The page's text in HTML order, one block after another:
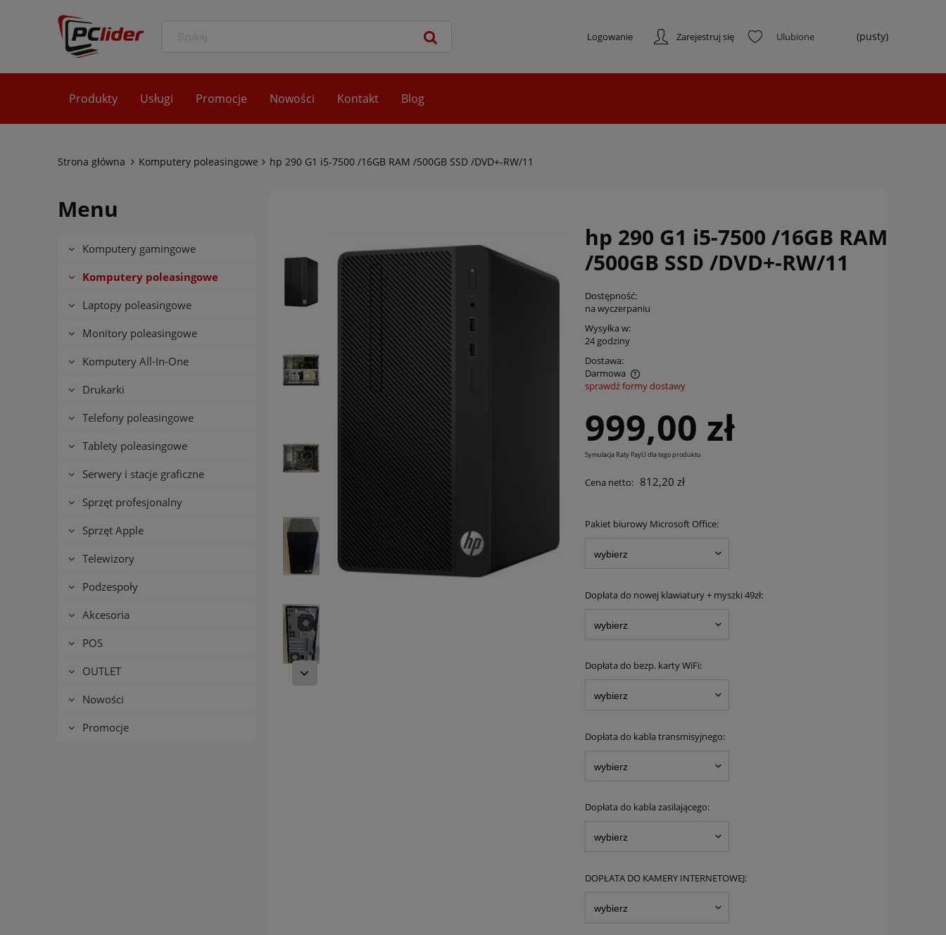
Zarejestruj się
Logowanie (pusty)
Produkty Usługi Promocje Nowości Kontakt Blog
Strona główna Komputery poleasingowe hp 290 G1 i5-7500 /16GB RAM /500GB SSD /DVD+-RW/11
Menu
Komputery gamingowe
Komputery poleasingowe
Laptopy poleasingowe
Monitory poleasingowe
Komputery All-In-One
Drukarki
Telefony poleasingowe
Tablety poleasingowe
Serwery i stacje graficzne
Sprzęt profesjonalny
Sprzęt Apple
Telewizory
Podzespoły
Akcesoria
POS
OUTLET
Nowości
Promocje
hp 290 G1 i5-7500 /16GB RAM
/500GB SSD /DVD+-RW/11
Dostępność:
na wyczerpaniu
Wysyłka w:
24 godziny
Dostawa:
Darmowa
Cena nie zawiera ewentualnych kosztów
płatności
sprawdź formy dostawy
999,00 zł
Symulacja Raty PayU dla tego produktu
Cena netto: 812,20 zł
Pakiet biurowy Microsoft Office:
Dopłata do nowej klawiatury + myszki 49zł:
Dopłata do bezp. karty WiFi:
Dopłata do kabla transmisyjnego:
Dopłata do kabla zasilającego:
DOPŁATA DO KAMERY INTERNETOWEJ: